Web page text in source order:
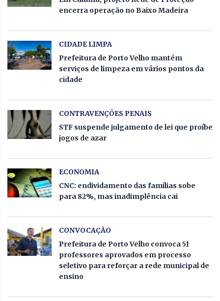
encerra operação no Baixo Madeira
CIDADE LIMPA
Prefeitura de Porto Velho mantém
serviços de limpeza em vários pontos da
cidade
CONTRAVENÇÕES PENAIS
STF suspende julgamento de lei que proíbe
jogos de azar
ECONOMIA
CNC: endividamento das famílias sobe
para 82%, mas inadimplência cai
CONVOCAÇÃO
Prefeitura de Porto Velho convoca 51
professores aprovados em processo
seletivo para reforçar a rede municipal de
ensino